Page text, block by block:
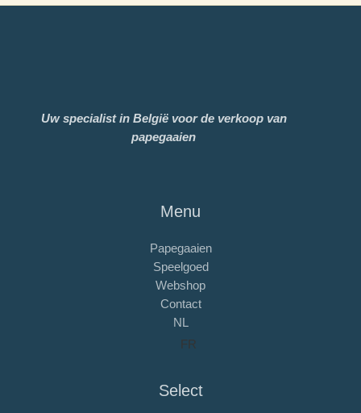
Uw specialist in België voor de verkoop van
papegaaien
Menu
Papegaaien
Speelgoed
Webshop
Contact
NL
FR
Select